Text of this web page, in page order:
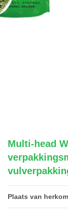
Multi-head
Plaats van